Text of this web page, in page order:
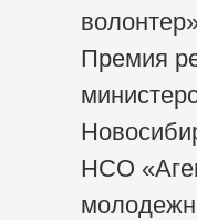
Премия
НСО